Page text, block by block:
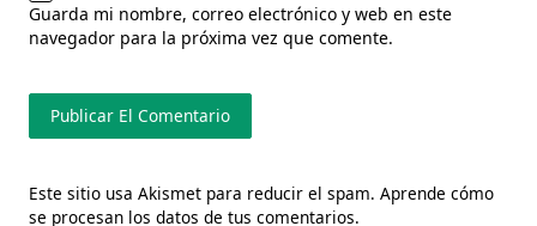
Guarda mi nombre, correo electrónico y web en este
navegador para la próxima vez que comente.
Este sitio usa Akismet para reducir el spam. Aprende cómo
se procesan los datos de tus comentarios.